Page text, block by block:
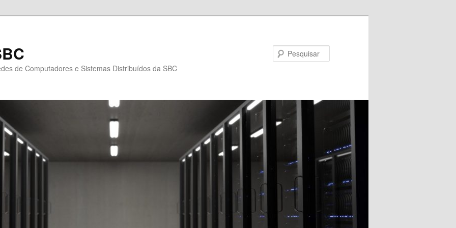
de Computadores e Sistemas Distribuídos da SBC